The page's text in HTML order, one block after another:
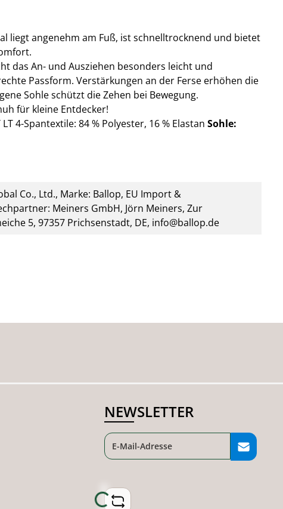
liegt angenehm am Fuß, ist schnelltrocknend und bietet
das An- und Ausziehen besonders leicht und
Passform. Verstärkungen an der Ferse erhöhen die
Sohle schützt die Zehen bei Bewegung.
für kleine Entdecker!
LT 4-Spantextile: 84 % Polyester, 16 % Elastan Sohle:
Co., Ltd., Marke: Ballop, EU Import &
Meiners GmbH, Jörn Meiners, Zur
5, 97357 Prichsenstadt, DE, info@ballop.de
NEWSLETTER
Loading...